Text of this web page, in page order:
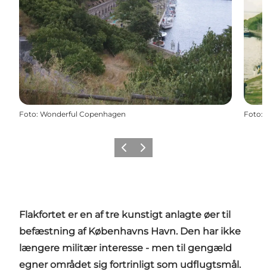
Foto: Wonderful Copenhagen Foto:
ForrigeNæste
Flakfortet er en af tre kunstigt anlagte øer til
befæstning afKøbenhavns Havn. Den har ikke
længere militær interesse - men til gengæld
egner området sig fortrinligt som udflugtsmål.